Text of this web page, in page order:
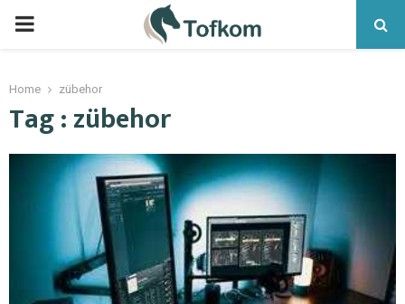
Home zübehor
Tag : zübehor